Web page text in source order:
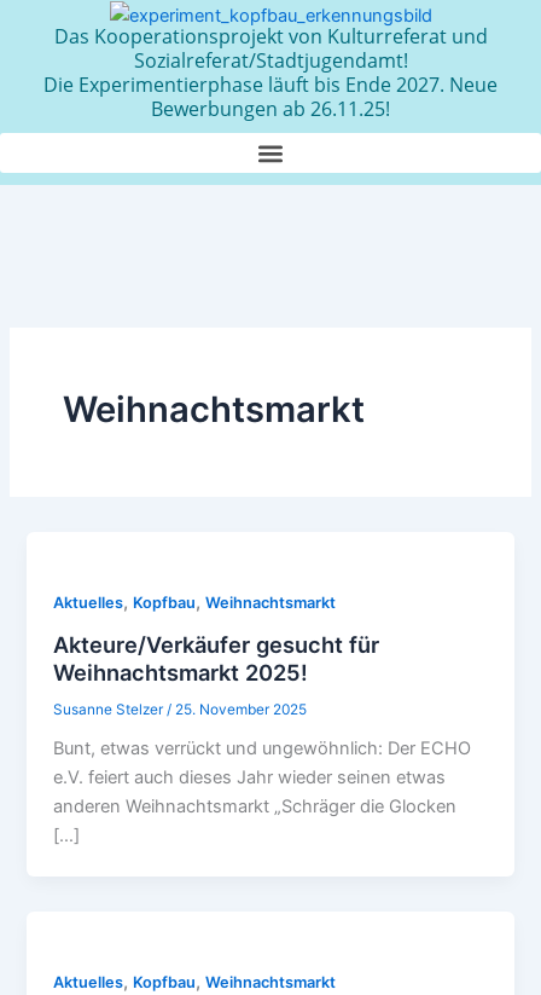
Das Kooperationsprojekt von Kulturreferat und
Sozialreferat/Stadtjugendamt!
Die Experimentierphase läuft bis Ende 2027. Neue
Bewerbungen ab 26.11.25!
Weihnachtsmarkt
Aktuelles, Kopfbau,Weihnachtsmarkt
Akteure/Verkäufer gesucht für
Weihnachtsmarkt 2025!
Susanne Stelzer / 25. November 2025
Bunt, etwas verrückt und ungewöhnlich: Der ECHO
e.V. feiert auch dieses Jahr wieder seinen etwas
anderen Weihnachtsmarkt „Schräger die Glocken
[…]
Aktuelles, Kopfbau,Weihnachtsmarkt